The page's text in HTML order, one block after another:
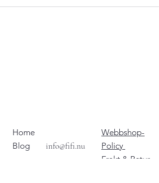
Home
Blog
info@fifi.nu
Webbshop-
Policy
Frakt & Retur